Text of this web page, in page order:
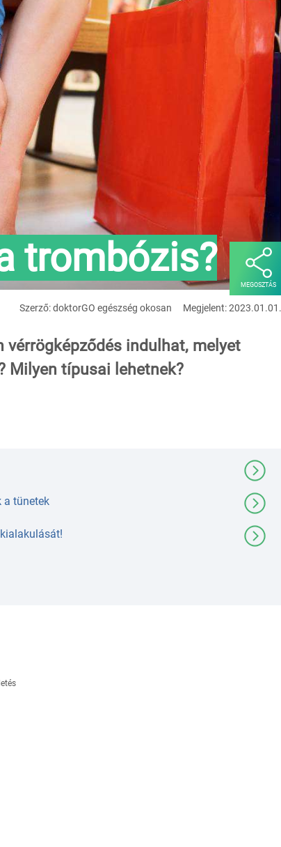
trombózis?
MEGOSZTÁS
Megjelent: 2023.01.01.
Szerző: doktorGO egészség okosan
indulhat, melyet
Milyen típusai lehetnek?
a tünetek